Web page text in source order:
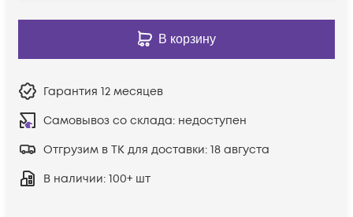
В корзину
Гарантия 12 месяцев
Самовывоз со склада: недоступен
Отгрузим в ТК для доставки: 18 августа
В наличии: 100+ шт